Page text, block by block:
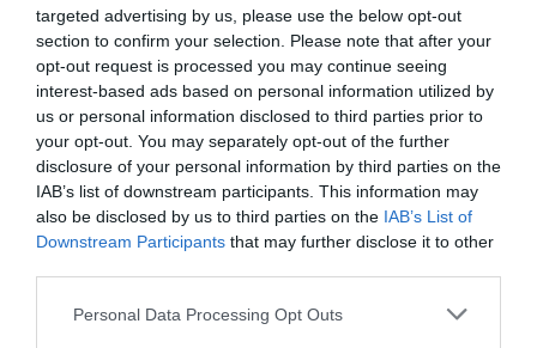
targeted advertising by us, please use the below opt-out
section to confirm your selection. Please note that after your
opt-out request is processed you may continue seeing
interest-based ads based on personal information utilized by
us or personal information disclosed to third parties prior to
your opt-out. You may separately opt-out of the further
disclosure of your personal information by third parties on the
IAB’s list of downstream participants. This information may
also be disclosed by us to third parties on the IAB’s List of
Downstream Participants that may further disclose it to other
Personal Data Processing Opt Outs
ΔΩΡΕΑΝ ΕΚΔΗΛΩΣΕΙΣ
ΕΙΚΑΣΤΙΚΕΣ ΕΚΘΕΣΕΙΣ
ΕΚΘΕΣΗ ΖΩΓΡΑΦΙΚΗΣ
ΖΩΓΡΑΦΙΚΗ ΖΩΓΡΑΦΟΣ
Newsletter
Κάθε βδομάδα στο e-mail σας τα τελευταία νέα για
την Τέχνη και τον Πολιτισμό!